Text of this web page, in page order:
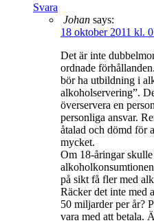
Svara
Johan says:
18 oktober 2011 kl.
Det är inte
ordnade
bör ha utbildning i
alkoholservering”.
överservera en
personliga ansvar.
åtalad och dömd för
mycket.
Om 18-åringar
på sikt få fler med
Räcker det inte med
50 miljarder per år?
vara med att betala.